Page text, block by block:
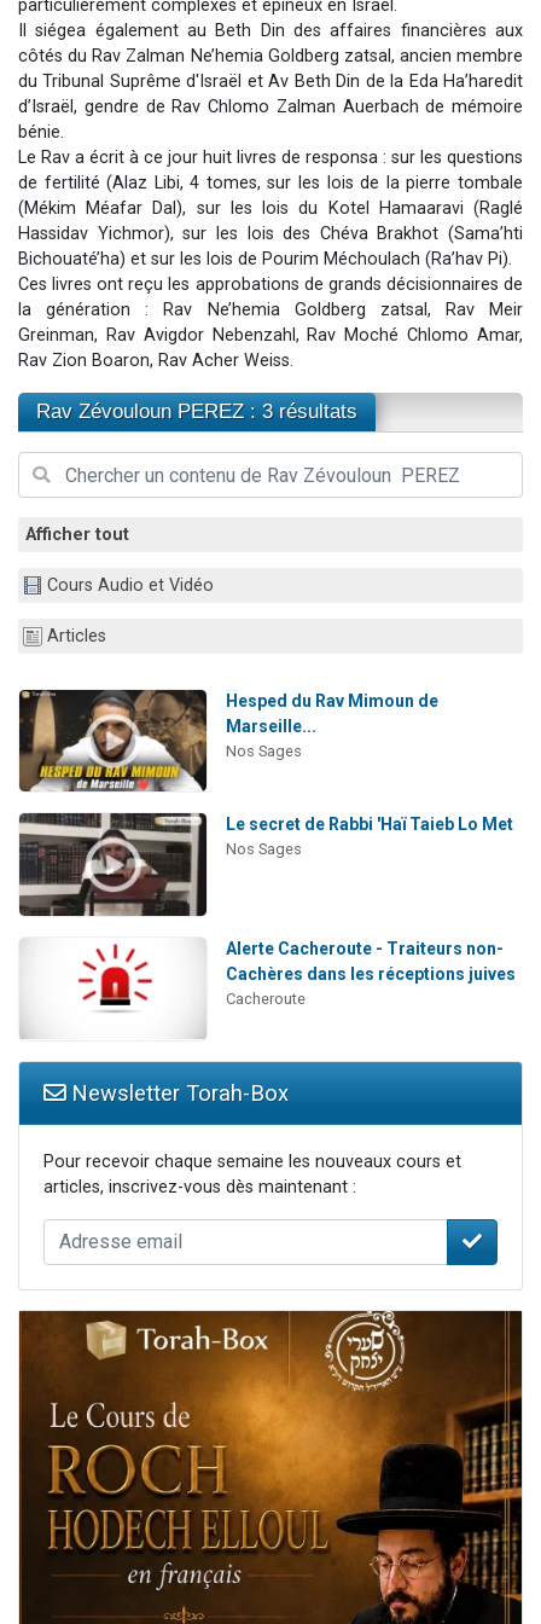
Il reste 49 places pour étudier en groupe sur Zoom
12 nouvelles musiques dans Torah-Box Music
2 personnes viennent de nous rejoindre sur WhatsApp
particulièrement complexes et épineux en Israël.
Il siégea également au Beth Din des affaires financières aux
côtés du Rav Zalman Ne’hemia Goldberg zatsal, ancien membre
du Tribunal Suprême d'Israël et Av Beth Din de la Eda Ha’haredit
d’Israël, gendre de Rav Chlomo Zalman Auerbach de mémoire
bénie.
Le Rav a écrit à ce jour huit livres de responsa : sur les questions
de fertilité (Alaz Libi, 4 tomes, sur les lois de la pierre tombale
(Mékim Méafar Dal), sur les lois du Kotel Hamaaravi (Raglé
Hassidav Yichmor), sur les lois des Chéva Brakhot (Sama’hti
Bichouaté’ha) et sur les lois de Pourim Méchoulach (Ra’hav Pi).
Ces livres ont reçu les approbations de grands décisionnaires de
la génération : Rav Ne’hemia Goldberg zatsal, Rav Meir
Greinman, Rav Avigdor Nebenzahl, Rav Moché Chlomo Amar,
Rav Zion Boaron, Rav Acher Weiss.
Rav Zévouloun PEREZ : 3 résultats
Afficher tout
Cours Audio et Vidéo
Articles
Hesped du Rav Mimoun de
Marseille...
Nos Sages
Le secret de Rabbi 'Haï Taieb Lo Met
Nos Sages
Alerte Cacheroute - Traiteurs non-
Cachères dans les réceptions juives
Cacheroute
Newsletter Torah-Box
Pour recevoir chaque semaine les nouveaux cours et
articles, inscrivez-vous dès maintenant :